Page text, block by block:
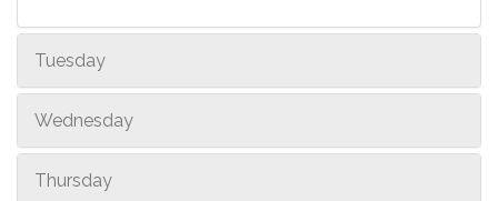
Tuesday
Wednesday
Thursday